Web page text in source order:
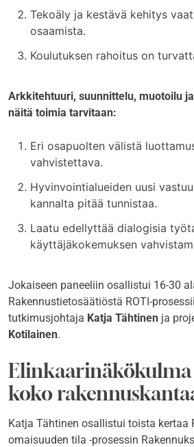
Tekoäly ja kestävä kehitys
osaamista.
Koulutuksen rahoitus on
Arkkitehtuuri, suunnittelu, muotoilu
näitä toimia tarvitaan:
Eri osapuolten välistä
vahvistettava.
Hyvinvointialueiden uusi
kannalta pitää tunnistaa.
Laatu edellyttää dialogisia
käyttäjäkokemuksen
Jokaiseen paneeliin osallistui 16-30
Rakennustietosäätiöstä ROTI-
tutkimusjohtaja Katja Tähtinen ja
Kotilainen.
koko
Katja Tähtinen osallistui toista kertaa
omaisuuden tila -prosessin